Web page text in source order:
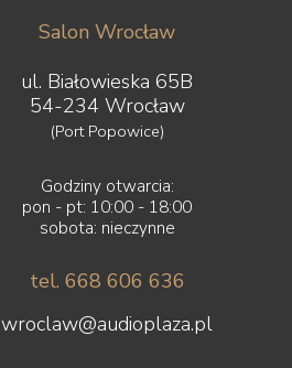
Salon Wrocław
ul. Białowieska 65B
54-234 Wrocław
(Port Popowice)
Godziny otwarcia:
pon - pt: 10:00 - 18:00
sobota: nieczynne
tel. 668 606 636
wroclaw@audioplaza.pl